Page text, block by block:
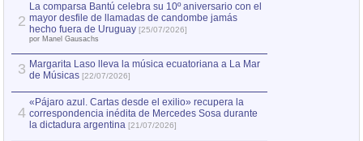
2
La comparsa Bantú celebra su 10º aniversario con el
mayor desfile de llamadas de candombe jamás
hecho fuera de Uruguay [25/07/2026]
por Manel Gausachs
3 Margarita Laso lleva la música ecuatoriana a La Mar
de Músicas [22/07/2026]
4
«Pájaro azul. Cartas desde el exilio» recupera la
correspondencia inédita de Mercedes Sosa durante
la dictadura argentina [21/07/2026]